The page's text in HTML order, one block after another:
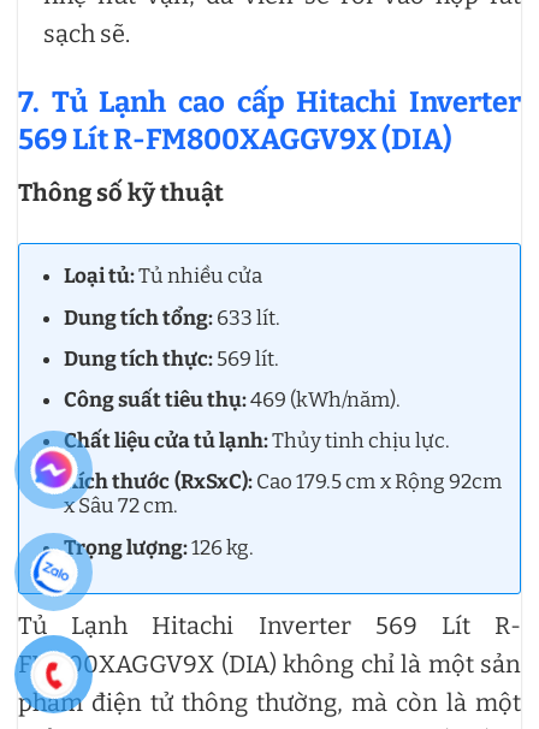
sạch sẽ.
7. Tủ Lạnh cao cấp Hitachi Inverter
569 Lít R-FM800XAGGV9X (DIA)
Thông số kỹ thuật
Loại tủ:Tủ nhiều cửa
Dung tích tổng:633 lít.
Dung tích thực:569 lít.
Công suất tiêu thụ:469 (kWh/năm).
Chất liệu cửa tủ lạnh:Thủy tinh chịu lực.
Kích thước (RxSxC):Cao 179.5 cm x Rộng 92cm
x Sâu 72 cm.
Trọng lượng:126 kg.
Tủ Lạnh Hitachi Inverter 569 Lít R-
FM800XAGGV9X (DIA) không chỉ là một sản
phẩm điện tử thông thường, mà còn là một